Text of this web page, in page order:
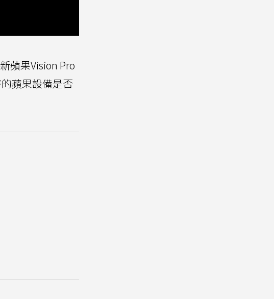
蘋果Vision Pro
蘋果設備是否